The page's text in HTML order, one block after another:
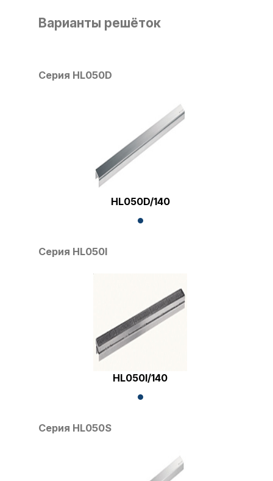
Варианты решёток
Серия HL050D
HL050D/140
Серия HL050I
HL050I/140
Серия HL050S